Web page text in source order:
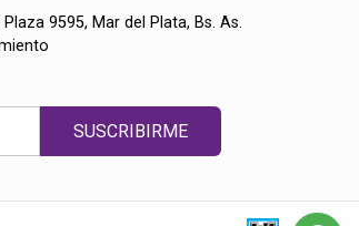
9595, Mar del Plata, Bs. As.
SUSCRIBIRME